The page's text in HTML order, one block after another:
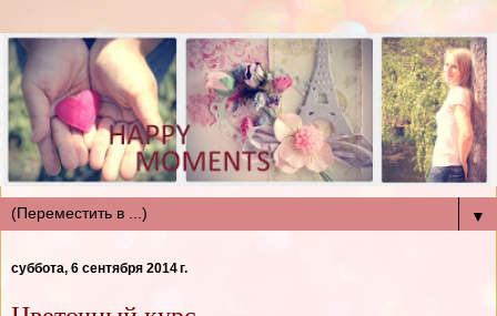
▼
суббота, 6 сентября 2014 г.